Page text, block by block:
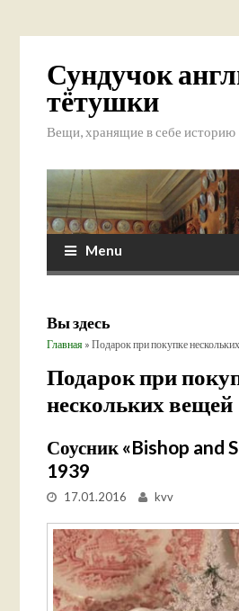
Сундучок
тётушки
Вещи, хранящие в себе историю
Menu
Вы здесь
Главная » Подарок при покупке
Подарок при
нескольких вещей
Соусник «Bishop and
1939
17.01.2016 kvv